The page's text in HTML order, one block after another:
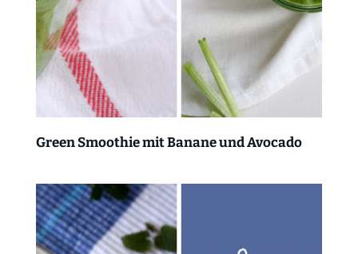
Green Smoothie mit Banane und Avocado